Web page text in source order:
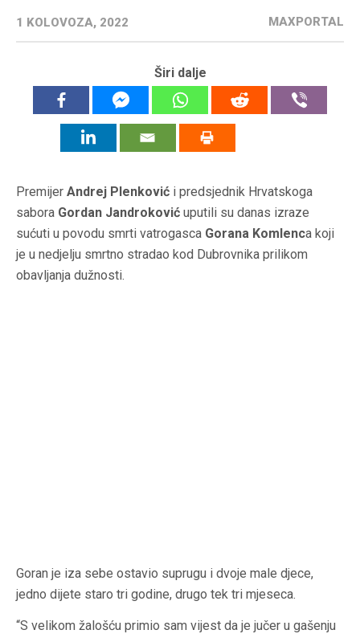
1 KOLOVOZA, 2022 MAXPORTAL
Širi dalje
Premijer Andrej Plenković i predsjednik Hrvatskoga
sabora Gordan Jandroković uputili su danas izraze
sućuti u povodu smrti vatrogasca Gorana Komlenca koji
je u nedjelju smrtno stradao kod Dubrovnika prilikom
obavljanja dužnosti.
Goran je iza sebe ostavio suprugu i dvoje male djece,
jedno dijete staro tri godine, drugo tek tri mjeseca.
“S velikom žalošću primio sam vijest da je jučer u gašenju